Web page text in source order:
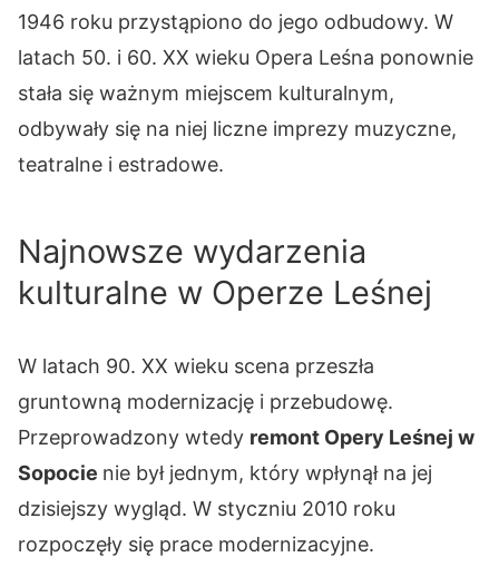
1946 roku przystąpiono do jego odbudowy. W
latach 50. i 60. XX wieku Opera Leśna ponownie
stała się ważnym miejscem kulturalnym,
odbywały się na niej liczne imprezy muzyczne,
teatralne i estradowe.
Najnowsze wydarzenia
kulturalne w Operze Leśnej
W latach 90. XX wieku scena przeszła
gruntowną modernizację i przebudowę.
Przeprowadzony wtedy remont Opery Leśnej w
Sopocie nie był jednym, który wpłynął na jej
dzisiejszy wygląd. W styczniu 2010 roku
rozpoczęły się prace modernizacyjne.